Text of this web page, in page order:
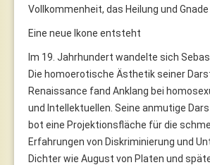
Vollkommenheit, das Heilung und Gnade
Eine neue Ikone entsteht
Im 19. Jahrhundert wandelte sich
Die homoerotische Ästhetik seiner
Renaissance fand Anklang bei
und Intellektuellen. Seine anmutige
bot eine Projektionsfläche für die
Erfahrungen von Diskriminierung und
Dichter wie August von Platen und